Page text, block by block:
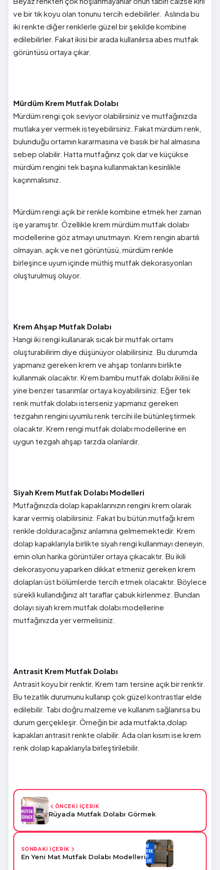
ve bir tık koyu olan tonunu tercih edebilirler. Aslında bu
iki renkte diğer renklerle güzel bir şekilde kombine
edilebilirler. Fakat ikisi bir arada kullanılırsa abes mutfak
görüntüsü ortaya çıkar.
Mürdüm Krem Mutfak Dolabı
Mürdüm rengi çok seviyor olabilirsiniz ve mutfağınızda
mutlaka yer vermek isteyebilirsiniz. Fakat mürdüm renk,
bulunduğu ortamın kararmasına ve basık bir hal almasına
sebep olabilir. Hatta mutfağınız çok dar ve küçükse
mürdüm rengini tek başına kullanmaktan kesinlikle
kaçınmalısınız.
Mürdüm rengi açık bir renkle kombine etmek her zaman
işe yaramıştır. Özellikle krem mürdüm mutfak dolabı
modellerine göz atmayı unutmayın. Krem rengin abartılı
olmayan, açık ve net görüntüsü, mürdüm renkle
birleşince uyum içinde müthiş mutfak dekorasyonları
oluşturulmuş oluyor.
Krem Ahşap Mutfak Dolabı
Hangi iki rengi kullanarak sıcak bir mutfak ortamı
oluşturabilirim diye düşünüyor olabilirsiniz. Bu durumda
yapmanız gereken krem ve ahşap tonlarını birlikte
kullanmak olacaktır. Krem bambu mutfak dolabı ikilisi ile
yine benzer tasarımlar ortaya koyabilirsiniz. Eğer tek
renk mutfak dolabı isterseniz yapmanız gereken
tezgahın rengini uyumlu renk tercihi ile bütünleştirmek
olacaktır. Krem rengi mutfak dolabı modellerine en
uygun tezgah ahşap tarzda olanlardır.
Siyah Krem Mutfak Dolabı Modelleri
Mutfağınızda dolap kapaklarınızın rengini krem olarak
karar vermiş olabilirsiniz. Fakat bu bütün mutfağı krem
renkle dolduracağınız anlamına gelmemektedir. Krem
dolap kapaklarıyla birlikte siyah rengi kullanmayı deneyin,
emin olun harika görüntüler ortaya çıkacaktır. Bu ikili
dekorasyonu yaparken dikkat etmeniz gereken krem
dolapları üst bölümlerde tercih etmek olacaktır. Böylece
sürekli kullandığınız alt taraflar çabuk kirlenmez. Bundan
dolayı siyah krem mutfak dolabı modellerine
mutfağınızda yer vermelisiniz.
Antrasit Krem Mutfak Dolabı
Antrasit koyu bir renktir. Krem tam tersine açık bir renktir.
Bu tezatlık durumunu kullanıp çok güzel kontrastlar elde
edilebilir. Tabi doğru malzeme ve kullanım sağlanırsa bu
durum gerçekleşir. Örneğin bir ada mutfakta,dolap
kapakları antrasit renkte olabilir. Ada olan kısım ise krem
renk dolap kapaklarıyla birleştirilebilir.
ÖNCEKİ İÇERİK
Rüyada Mutfak Dolabı Görmek
SONRAKİ İÇERİK
En Yeni Mat Mutfak Dolabı Modelleri